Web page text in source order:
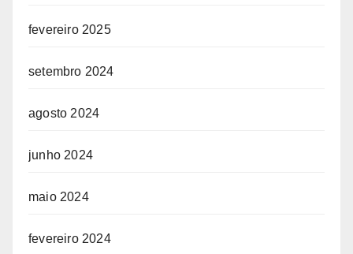
fevereiro 2025
setembro 2024
agosto 2024
junho 2024
maio 2024
fevereiro 2024